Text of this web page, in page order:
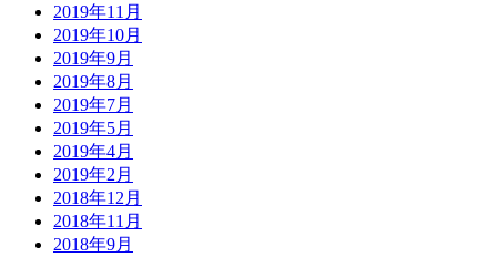
2019年11月
2019年10月
2019年9月
2019年8月
2019年7月
2019年5月
2019年4月
2019年2月
2018年12月
2018年11月
2018年9月